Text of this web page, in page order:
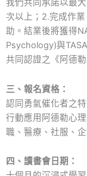
我們共同承諾以最
次以上；2.完成作
助。結業後將獲得
Psychology)與
共同認證之《阿德
三、報名資格：
認同勇氣催化者之
行動應用阿德勒心
職、醫療、社服、
四、讀書會日期：